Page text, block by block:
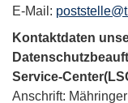
E-Mail:
Kontaktdaten
Service-
Anschrift: